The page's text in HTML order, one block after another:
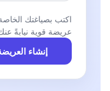
اكتب بصياغتك
عريضة قوية نيابةً
إنشاء